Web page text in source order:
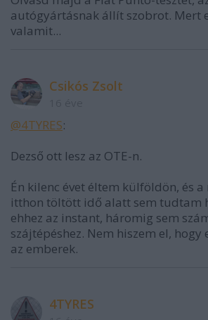
autógyártásnak állít szobrot. Mert
valamit...
Csikós Zsolt
@4TYRES:
Dezső ott lesz az OTE-n.
Én kilenc évet éltem külföldön, és
itthon töltött idő alatt sem tudtam
ehhez az instant, háromig sem
szájtépéshez. Nem hiszem el,
az emberek.
4TYRES